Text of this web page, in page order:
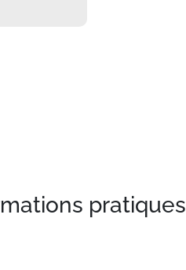
pratiques